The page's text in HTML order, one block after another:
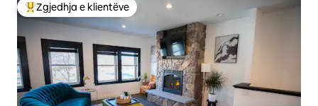
Më të mirat e zgjedhjeve të klientëve
Zgjedhja e klientëve